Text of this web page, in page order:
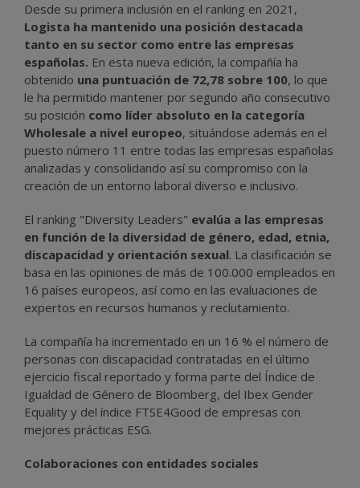
Desde su primera inclusión en el ranking en 2021,
Logista ha mantenido una posición destacada
tanto en su sector como entre las empresas
españolas. En esta nueva edición, la compañía ha
obtenido una puntuación de 72,78 sobre 100, lo que
le ha permitido mantener por segundo año consecutivo
su posición como líder absoluto en la categoría
Wholesale a nivel europeo, situándose además en el
puesto número 11 entre todas las empresas españolas
analizadas y consolidando así su compromiso con la
creación de un entorno laboral diverso e inclusivo.
El ranking "Diversity Leaders" evalúa a las empresas
en función de la diversidad de género, edad, etnia,
discapacidad y orientación sexual. La clasificación se
basa en las opiniones de más de 100.000 empleados en
16 países europeos, así como en las evaluaciones de
expertos en recursos humanos y reclutamiento.
La compañía ha incrementado en un 16 % el número de
personas con discapacidad contratadas en el último
ejercicio fiscal reportado y forma parte del Índice de
Igualdad de Género de Bloomberg, del Ibex Gender
Equality y del índice FTSE4Good de empresas con
mejores prácticas ESG.
Colaboraciones con entidades sociales